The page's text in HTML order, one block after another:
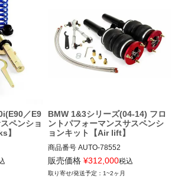
／E9
ペンショ
】
BMW 1&3シリーズ(04-14) フロ
ントパフォーマンスサスペンシ
ョンキット【Air lift】
商品番号 AUTO-78552
78552
販売価格 ¥312,000税込
1~2ヶ月